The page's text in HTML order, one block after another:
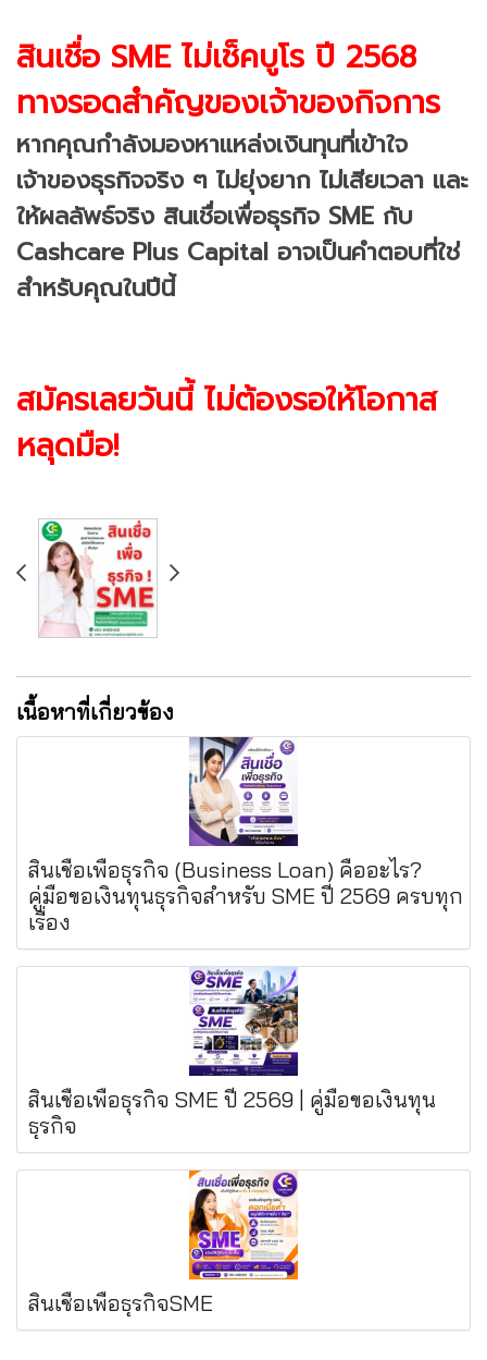
สินเชื่อ SME ไม่เช็คบูโร ปี 2568
ทางรอดสำคัญของเจ้าของกิจการ
หากคุณกำลังมองหาแหล่งเงินทุนที่เข้าใจ
เจ้าของธุรกิจจริง ๆ ไม่ยุ่งยาก ไม่เสียเวลา และ
ให้ผลลัพธ์จริง สินเชื่อเพื่อธุรกิจ SME กับ
Cashcare Plus Capital อาจเป็นคำตอบที่ใช่
สำหรับคุณในปีนี้
สมัครเลยวันนี้ ไม่ต้องรอให้โอกาส
หลุดมือ!
เนื้อหาที่เกี่ยวข้อง
สินเชื่อเพื่อธุรกิจ (Business Loan) คืออะไร?
คู่มือขอเงินทุนธุรกิจสำหรับ SME ปี 2569 ครบทุก
เรื่อง
สินเชื่อเพื่อธุรกิจ SME ปี 2569 | คู่มือขอเงินทุน
ธุรกิจ
สินเชื่อเพื่อธุรกิจSME